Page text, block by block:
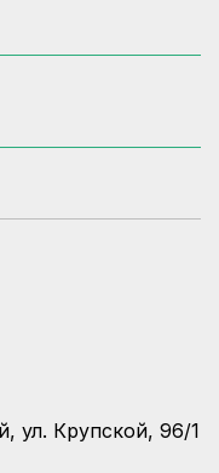
ул. Крупской, 96/1